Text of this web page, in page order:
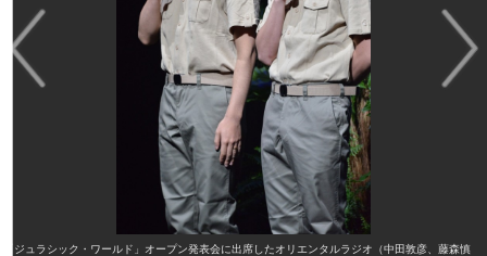
「ジュラシック・ワールド」オープン発表会に出席したオリエンタルラジオ（中田敦彦、藤森慎